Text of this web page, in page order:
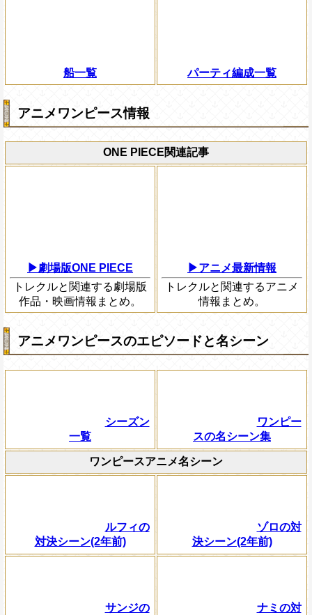
船一覧 パーティ編成一覧
アニメワンピース情報
ONE PIECE関連記事
▶劇場版ONE PIECE
トレクルと関連する劇場版
作品・映画情報まとめ。
▶アニメ最新情報
トレクルと関連するアニメ
情報まとめ。
アニメワンピースのエピソードと名シーン
シーズン
一覧
ワンピー
スの名シーン集
ワンピースアニメ名シーン
ルフィの
対決シーン(2年前)
ゾロの対
決シーン(2年前)
サンジの
ナミの対